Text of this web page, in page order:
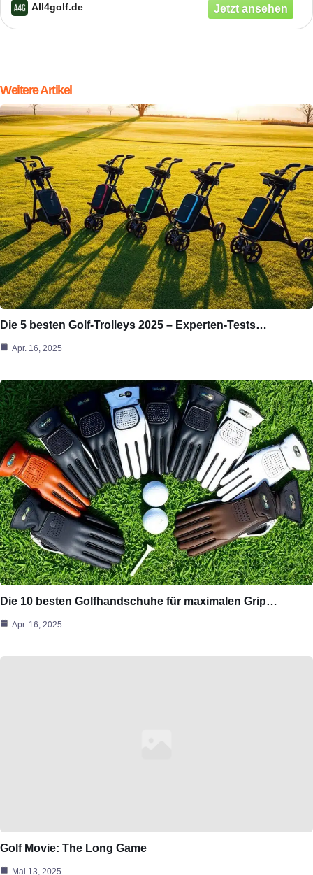
All4golf.de
Weitere Artikel
Die 5 besten Golf-Trolleys 2025 – Experten-Tests…
Apr. 16, 2025
Die 10 besten Golfhandschuhe für maximalen Grip…
Apr. 16, 2025
Golf Movie: The Long Game
Mai 13, 2025